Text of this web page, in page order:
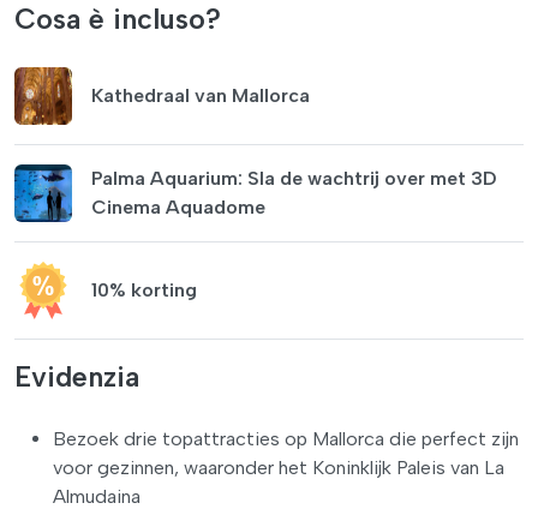
Cosa è incluso?
Kathedraal van Mallorca
Palma Aquarium: Sla de wachtrij over met 3D
Cinema Aquadome
10% korting
Evidenzia
Bezoek drie topattracties op Mallorca die perfect zijn
voor gezinnen, waaronder het Koninklijk Paleis van La
Almudaina